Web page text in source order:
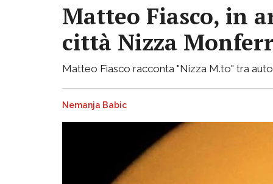
Matteo Fiasco, in
città Nizza
Matteo Fiasco racconta "Nizza M.to" tra
Nemanja Babic